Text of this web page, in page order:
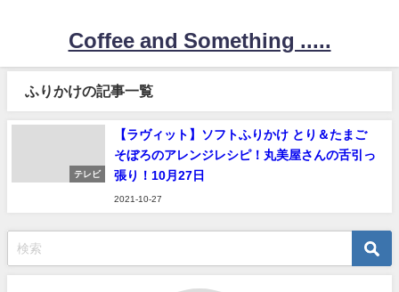
Coffee and Something .....
ふりかけの記事一覧
テレビ
【ラヴィット】ソフトふりかけ とり＆たまご
そぼろのアレンジレシピ！丸美屋さんの舌引っ
張り！10月27日
2021-10-27